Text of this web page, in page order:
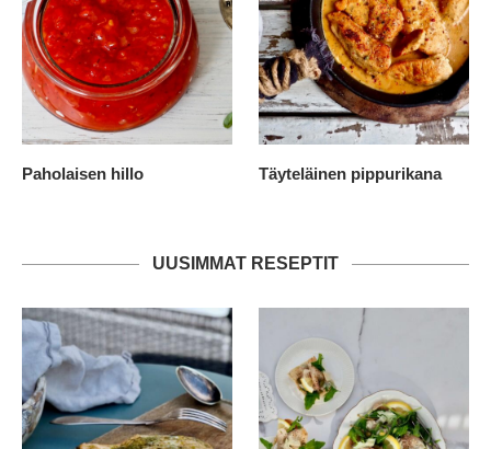
Paholaisen hillo Täyteläinen pippurikana
UUSIMMAT RESEPTIT